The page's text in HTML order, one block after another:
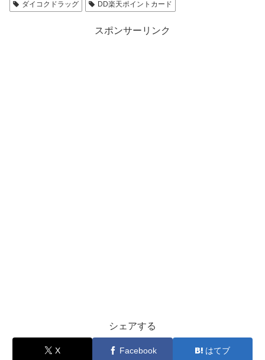
ダイコクドラッグ DD楽天ポイントカード
スポンサーリンク
シェアする
X Facebook はてブ